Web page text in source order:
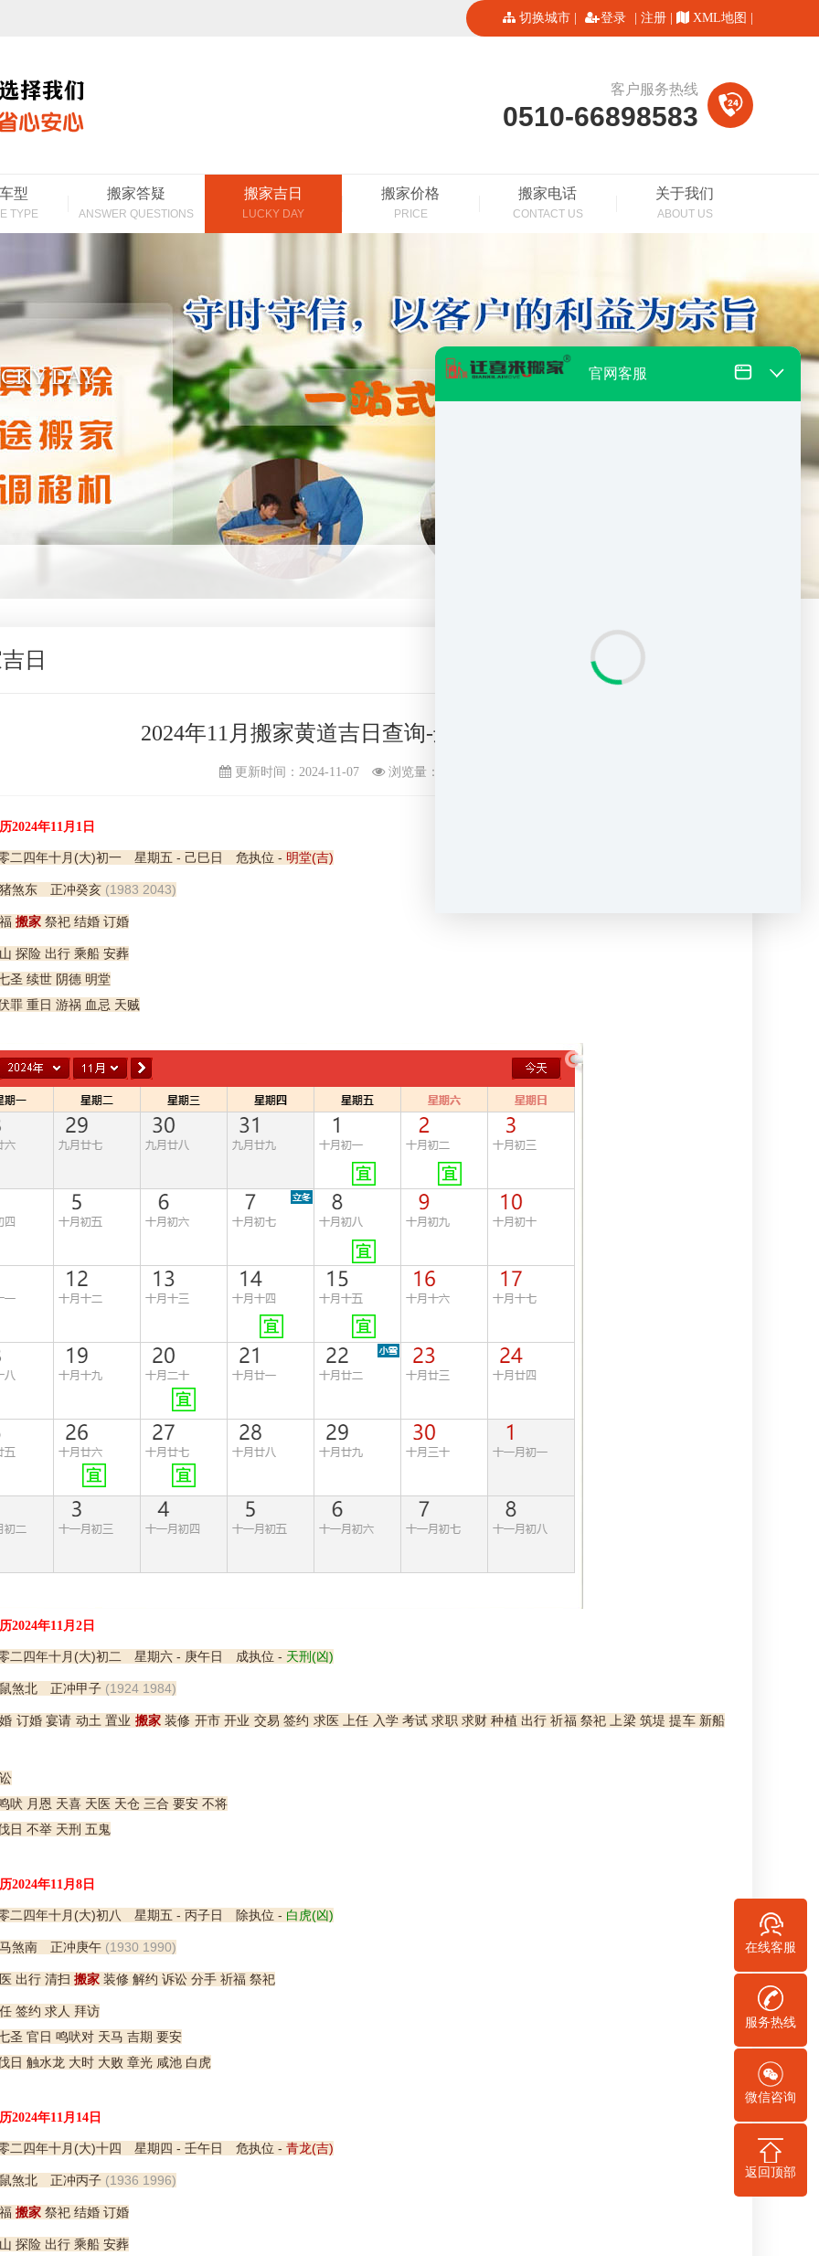
切换城市 登录 注册 XML地图
客户服务热线
0510-66898583
型
TYPE
搬家答疑
ANSWER QUESTIONS
搬家吉日
LUCKY DAY
搬家价格
PRICE
搬家电话
CONTACT US
关于我们
ABOUT US
DAY
日
2024年11月搬家黄道吉日查询-迁喜来搬家
更新时间：2024-11-07 浏览量：
2024年11月1日
二四年十月(大)初一 星期五 - 己巳日 危执位 - 明堂(吉)
煞东 正冲癸亥 (1983 2043)
搬家 祭祀 结婚 订婚
探险 出行 乘船 安葬
圣 续世 阴德 明堂
罪 重日 游祸 血忌 天贼
2024年11月2日
二四年十月(大)初二 星期六 - 庚午日 成执位 - 天刑(凶)
煞北 正冲甲子 (1924 1984)
订婚 宴请 动土 置业 搬家装修 开市 开业 交易 签约 求医 上任 入学 考试 求职 求财 种植 出行 祈福 祭祀 上梁 筑堤 提车 新船
吠 月恩 天喜 天医 天仓 三合 要安 不将
日 不举 天刑 五鬼
2024年11月8日
二四年十月(大)初八 星期五 - 丙子日 除执位 - 白虎(凶)
煞南 正冲庚午 (1930 1990)
出行 清扫 搬家 装修 解约 诉讼 分手 祈福 祭祀
签约 求人 拜访
圣 官日 鸣吠对 天马 吉期 要安
日 触水龙 大时 大败 章光 咸池 白虎
2024年11月14日
二四年十月(大)十四 星期四 - 壬午日 危执位 - 青龙(吉)
煞北 正冲丙子 (1936 1996)
搬家 祭祀 结婚 订婚
探险 出行 乘船 安葬
在线客服
服务热线
微信咨询
返回顶部
官网客服